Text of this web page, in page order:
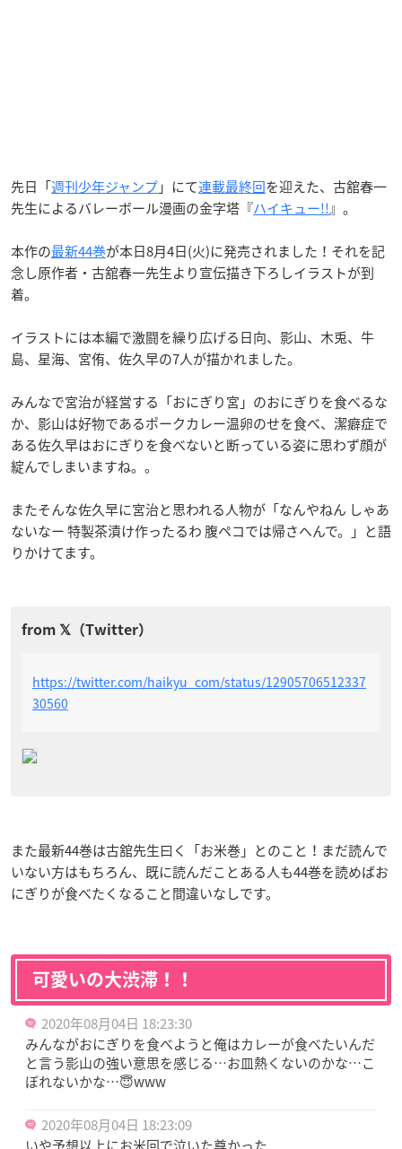
先日「週刊少年ジャンプ」にて連載最終回を迎えた、古舘春一
先生によるバレーボール漫画の金字塔『ハイキュー!!』。
本作の最新44巻が本日8月4日(火)に発売されました！それを記
念し原作者・古舘春一先生より宣伝描き下ろしイラストが到
着。
イラストには本編で激闘を繰り広げる日向、影山、木兎、牛
島、星海、宮侑、佐久早の7人が描かれました。
みんなで宮治が経営する「おにぎり宮」のおにぎりを食べるな
か、影山は好物であるポークカレー温卵のせを食べ、潔癖症で
ある佐久早はおにぎりを食べないと断っている姿に思わず顔が
綻んでしまいますね。。
またそんな佐久早に宮治と思われる人物が「なんやねん しゃあ
ないなー 特製茶漬け作ったるわ 腹ペコでは帰さへんで。」と語
りかけてます。
https://twitter.com/haikyu_com/status/12905706512337
30560
また最新44巻は古舘先生曰く「お米巻」とのこと！まだ読んで
いない方はもちろん、既に読んだことある人も44巻を読めばお
にぎりが食べたくなること間違いなしです。
可愛いの大渋滞！！
2020年08月04日 18:23:30
みんながおにぎりを食べようと俺はカレーが食べたいんだ
と言う影山の強い意思を感じる…お皿熱くないのかな…こ
ぼれないかな…😇www
2020年08月04日 18:23:09